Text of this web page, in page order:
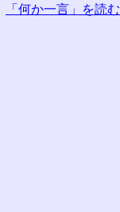
「何か一言」を読む